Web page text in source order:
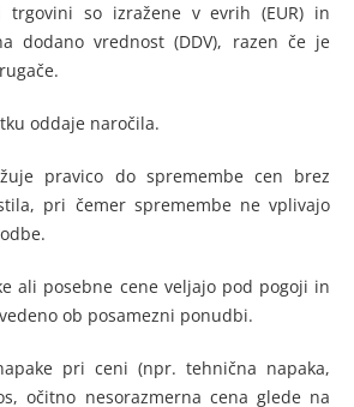
trgovini so izražene v evrih (EUR) in
dodano vrednost (DDV), razen če je
oddaje naročila.
pravico do spremembe cen brez
pri čemer spremembe ne vplivajo
ali posebne cene veljajo pod pogoji in
ob posamezni ponudbi.
pri ceni (npr. tehnična napaka,
očitno nesorazmerna cena glede na